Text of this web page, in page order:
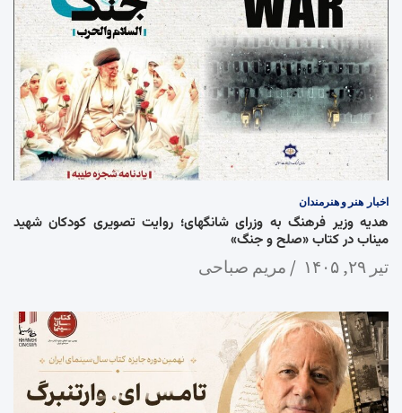
اخبار هنر و هنرمندان
هدیه وزیر فرهنگ به وزرای شانگهای؛ روایت تصویری کودکان شهید
میناب در کتاب «صلح و جنگ»
تیر ۲۹, ۱۴۰۵ مریم صباحی